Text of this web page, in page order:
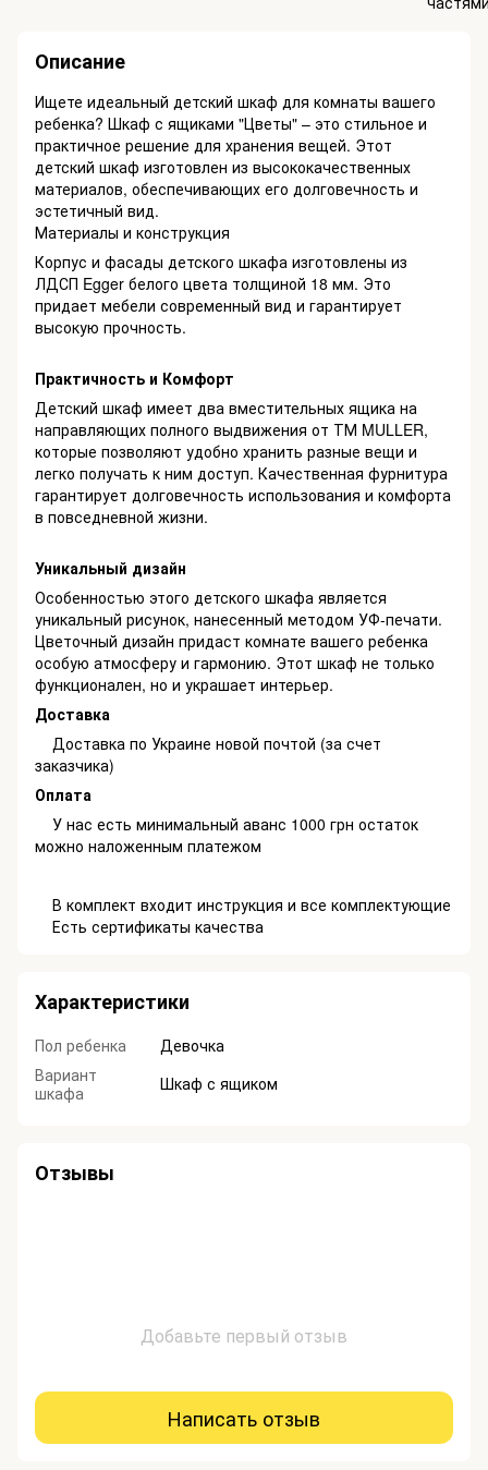
Описание
Ищете идеальный детский шкаф для комнаты вашего
ребенка? Шкаф с ящиками "Цветы" – это стильное и
практичное решение для хранения вещей. Этот
детский шкаф изготовлен из высококачественных
материалов, обеспечивающих его долговечность и
эстетичный вид.
Материалы и конструкция
Корпус и фасады детского шкафа изготовлены из
ЛДСП Egger белого цвета толщиной 18 мм. Это
придает мебели современный вид и гарантирует
высокую прочность.
Практичность и Комфорт
Детский шкаф имеет два вместительных ящика на
направляющих полного выдвижения от ТМ MULLER,
которые позволяют удобно хранить разные вещи и
легко получать к ним доступ. Качественная фурнитура
гарантирует долговечность использования и комфорта
в повседневной жизни.
Уникальный дизайн
Особенностью этого детского шкафа является
уникальный рисунок, нанесенный методом УФ-печати.
Цветочный дизайн придаст комнате вашего ребенка
особую атмосферу и гармонию. Этот шкаф не только
функционален, но и украшает интерьер.
Доставка
Доставка по Украине новой почтой (за счет
заказчика)
Оплата
У нас есть минимальный аванс 1000 грн остаток
можно наложенным платежом
В комплект входит инструкция и все комплектующие
Есть сертификаты качества
Характеристики
Пол ребенка
Девочка
Вариант
шкафа
Шкаф с ящиком
Отзывы
Добавьте первый отзыв
Написать отзыв